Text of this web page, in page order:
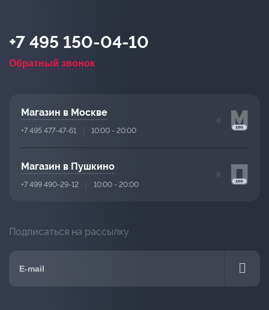
+7 495 150-04-10
Обратный звонок
Магазин в Москве
+7 495 477-47-61 10:00 - 20:00
Магазин в Пушкино
+7 499 490-29-12 10:00 - 20:00
Подписаться на рассылку